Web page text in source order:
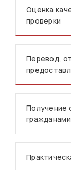
Оценка
проверки
Перевод,
Получение
гражданами